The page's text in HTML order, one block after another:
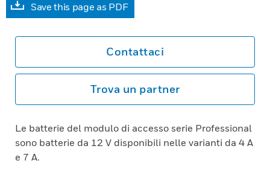
Save this page as PDF
Contattaci
Trova un partner
Le batterie del modulo di accesso serie Professional
sono batterie da 12 V disponibili nelle varianti da 4 A
e 7 A.